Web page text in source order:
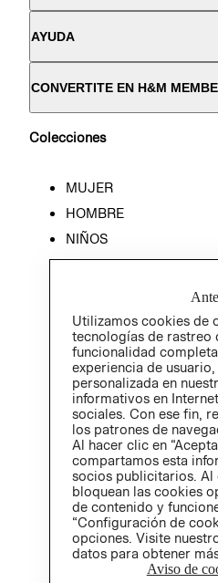
AYUDA
CONVERTITE EN H&M
Colecciones
MUJER
HOMBRE
NIÑOS
HOME
Utilizamos cookies de
tecnologías de rastreo
funcionalidad
experiencia de
personalizada en
informativos en
sociales. Con ese fin,
los patrones de
Al hacer clic en
compartamos esta
socios publicitarios. Al
bloquean las cookies
de contenido y
“Configuración de
opciones. Visite
datos para obtener
Aviso de